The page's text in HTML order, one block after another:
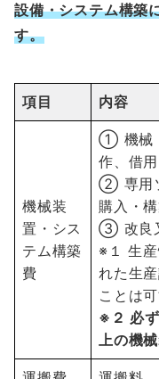
設備・システム構築
す。
項目 内容
機械装
置・シス
テム構築
費
① 機械
作、借
② 専用
購入・
③ 改良
※１ 生
れた生
ことは可
※２ 必
上の機